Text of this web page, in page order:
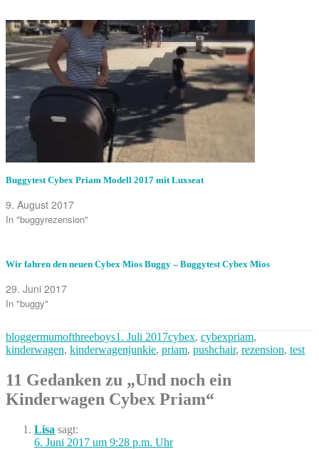
Buggytest Cybex Priam Modell 2017 mit Luxseat
9. August 2017
In "buggyrezension"
Wir fahren den neuen Cybex Mios Buggy – Buggytest Cybex Mios
29. Juni 2017
In "buggy"
Autor
bloggermumofthreeboysVeröffentlicht
am
1. Juli 2017Kategorien
cybex, cybexpriam,
kinderwagen, kinderwagenjunkie, priam, pushchair, rezension, test
11 Gedanken zu „Und noch ein
Kinderwagen Cybex Priam“
Lisa sagt:
6. Juni 2017 um 9:28 p.m. Uhr